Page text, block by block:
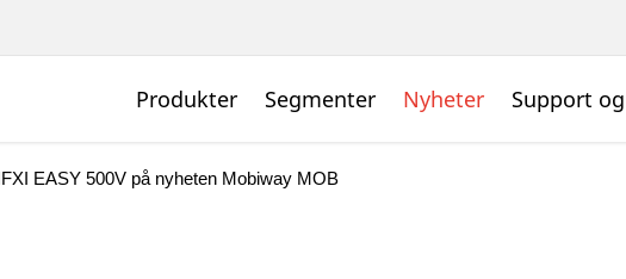
Produkter Segmenter Nyheter Support
EASY 500V på nyheten Mobiway MOB